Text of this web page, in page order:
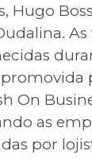
Hugo
On
as
por